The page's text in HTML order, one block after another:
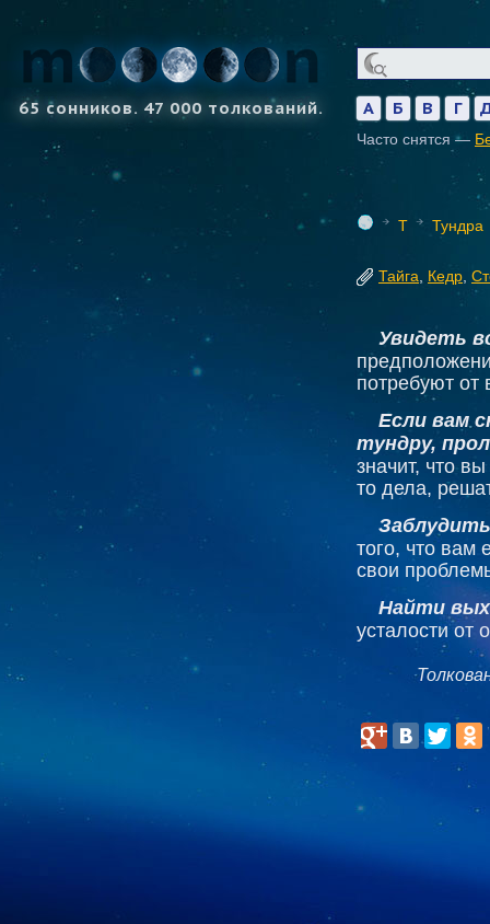
65 сонников. 47 000 толкований. А Б В Г
Часто снятся —
Т Тундра
Тайга Кедр
Увидеть
потребуют от
Если вам
тундру,
значит, что
то дела,
того, что вам
свои
Найти
усталости от